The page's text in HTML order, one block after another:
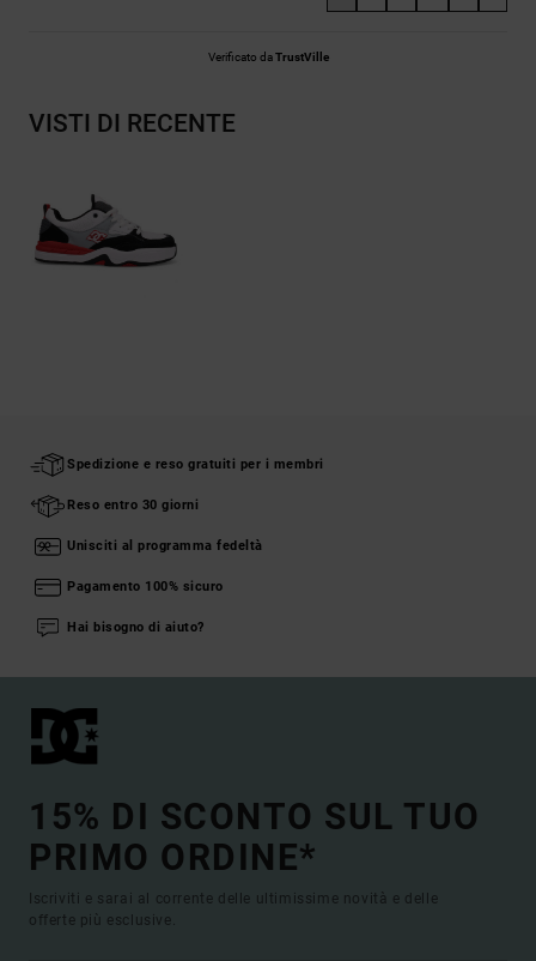
Verificato daTrustVille
VISTI DI RECENTE
Spedizione e reso gratuiti per i membri
Reso entro 30 giorni
Unisciti al programma fedeltà
Pagamento 100% sicuro
Hai bisogno di aiuto?
15% DI SCONTO SUL TUO
PRIMO ORDINE*
Iscriviti e sarai al corrente delle ultimissime novità e delle
offerte più esclusive.